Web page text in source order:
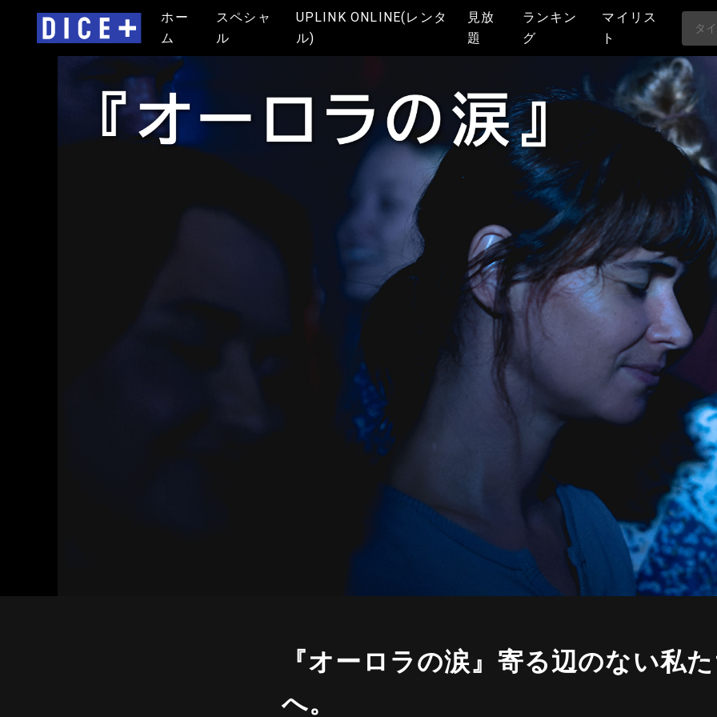
ホー
ム
スペシャ
ル
UPLINK ONLINE(レンタ
ル)
見放
題
ランキン
グ
マイリス
ト
『オーロラの涙』寄る辺のない私
へ。